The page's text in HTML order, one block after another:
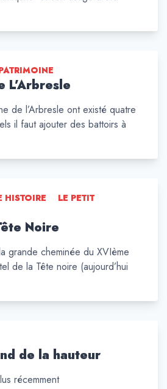
L’Arbresle
de l’Arbresle ont existé quatre
il faut ajouter des battoirs à
HISTOIRE
LE PETIT
Noire
grande cheminée du XVIème
de la Tête noire (aujourd’hui
de la hauteur
récemment